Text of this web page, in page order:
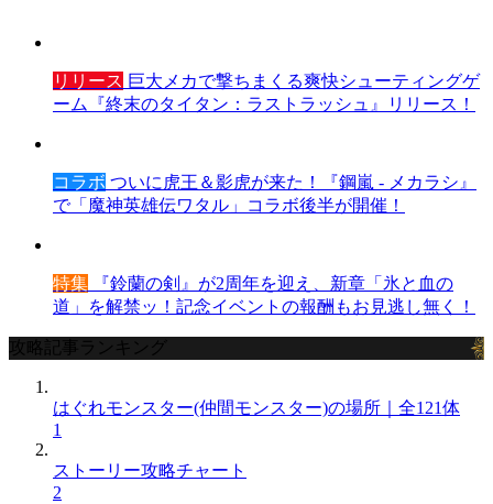
リリース 巨大メカで撃ちまくる爽快シューティングゲ
ーム『終末のタイタン：ラストラッシュ』リリース！
コラボ ついに虎王＆影虎が来た！『鋼嵐 - メカラシ』
で「魔神英雄伝ワタル」コラボ後半が開催！
特集 『鈴蘭の剣』が2周年を迎え、新章「氷と血の
道」を解禁ッ！記念イベントの報酬もお見逃し無く！
攻略記事ランキング
はぐれモンスター(仲間モンスター)の場所｜全121体
1
ストーリー攻略チャート
2